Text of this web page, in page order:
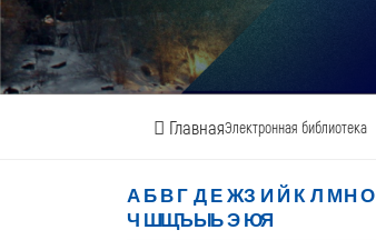
ГлавнаяЭлектронная библиотека
АБВГ ДЕЖЗ И Й К Л МНО
Ч ШЩЪЫЬЭЮЯ